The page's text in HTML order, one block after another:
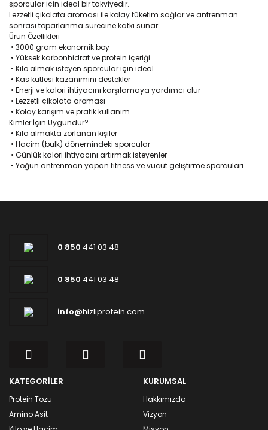
sporcular için ideal bir takviyedir.
Lezzetli çikolata aroması ile kolay tüketim sağlar ve antrenman
sonrası toparlanma sürecine katkı sunar.
Ürün Özellikleri
• 3000 gram ekonomik boy
• Yüksek karbonhidrat ve protein içeriği
• Kilo almak isteyen sporcular için ideal
• Kas kütlesi kazanımını destekler
• Enerji ve kalori ihtiyacını karşılamaya yardımcı olur
• Lezzetli çikolata aroması
• Kolay karışım ve pratik kullanım
Kimler İçin Uygundur?
• Kilo almakta zorlanan kişiler
• Hacim (bulk) dönemindeki sporcular
• Günlük kalori ihtiyacını artırmak isteyenler
• Yoğun antrenman yapan fitness ve vücut geliştirme sporcuları
0 850 441 03 48
0 850 441 03 48
info@hizliprotein.com
KATEGORİLER
Protein Tozu
Amino Asit
KURUMSAL
Hakkımızda
Vizyon